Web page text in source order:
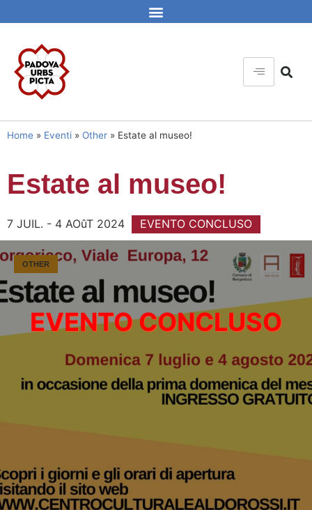
Home » Eventi » Other » Estate al museo!
Estate al museo!
7 JUIL. - 4 AOûT 2024 EVENTO CONCLUSO
OTHER